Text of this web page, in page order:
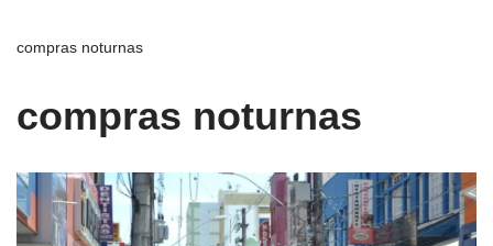
compras noturnas
compras noturnas